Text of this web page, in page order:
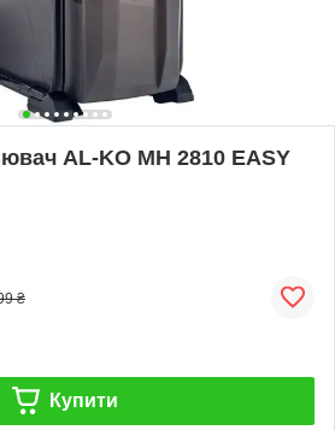
AL-KO MH 2810 EASY
₴
Купити